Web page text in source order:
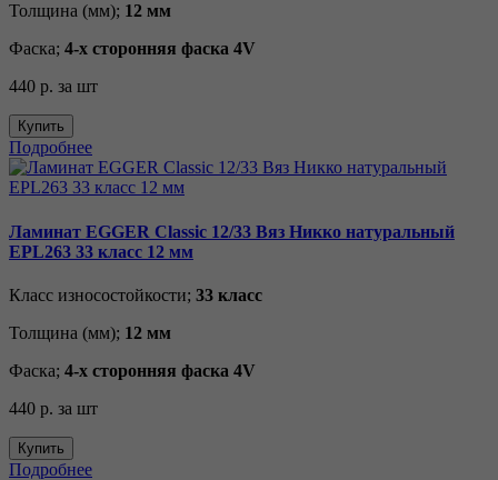
Толщина (мм); 12 мм
Фаска; 4-х сторонняя фаска 4V
440 р. за шт
Купить
Подробнее
Ламинат EGGER Classic 12/33 Вяз Никко натуральный
EPL263 33 класс 12 мм
Класс износостойкости; 33 класс
Толщина (мм); 12 мм
Фаска; 4-х сторонняя фаска 4V
440 р. за шт
Купить
Подробнее